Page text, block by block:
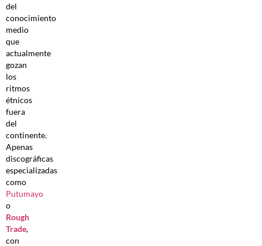
del
conocimiento
medio
que
actualmente
gozan
los
ritmos
étnicos
fuera
del
continente.
Apenas
discográficas
especializadas
como
Putumayo
o
Rough
Trade,
con